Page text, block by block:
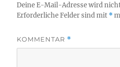
Deine E-Mail-Adresse wird
Erforderliche Felder sind mit *
KOMMENTAR *